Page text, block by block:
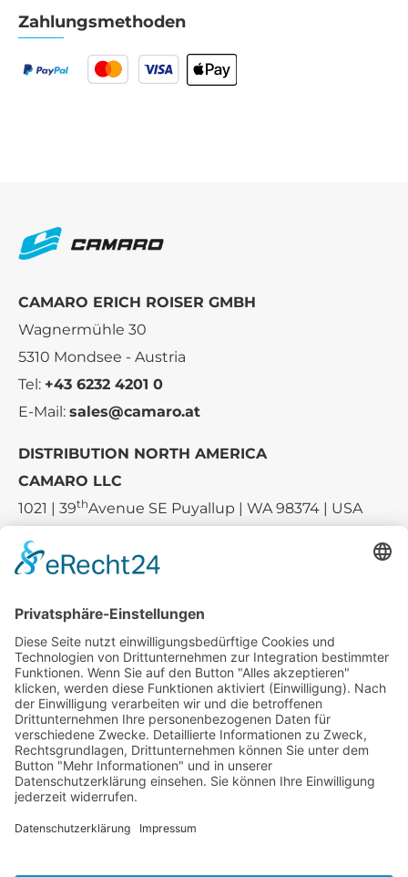
Zahlungsmethoden
CAMARO ERICH ROISER GMBH
Wagnermühle 30
5310 Mondsee - Austria
Tel: +43 6232 4201 0
E-Mail: sales@camaro.at
DISTRIBUTION NORTH AMERICA
CAMARO LLC
1021 | 39thAvenue SE Puyallup | WA 98374 | USA
Tel.:+1 253-867-57 35
Unternehmen
Service
Media
© 2026 - Camaro Erich Roiser GmbH
AGB Impressum